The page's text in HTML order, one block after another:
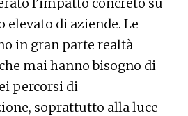
elevato di aziende. Le
in gran parte realtà
mai hanno bisogno di
percorsi di
soprattutto alla luce